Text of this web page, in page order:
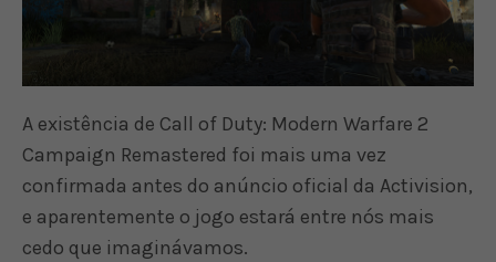
A existência de Call of Duty: Modern Warfare 2
Campaign Remastered foi mais uma vez
confirmada antes do anúncio oficial da Activision,
e aparentemente o jogo estará entre nós mais
cedo que imaginávamos.